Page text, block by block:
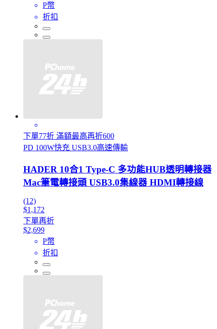
P幣
折扣
下單77折 滿額最高再折600
PD 100W快充 USB3.0高速傳輸
HADER 10合1 Type-C 多功能HUB透明轉接器
Mac筆電轉接頭 USB3.0集線器 HDMI轉接線
(12)
$1,172
下單再折
$2,699
P幣
折扣